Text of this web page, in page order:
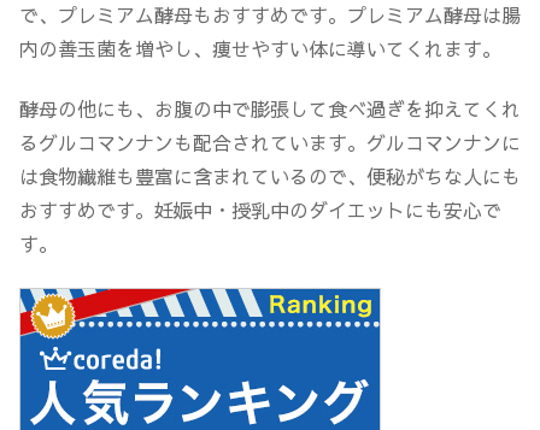
で、プレミアム酵母もおすすめです。プレミアム酵母は腸
内の善玉菌を増やし、痩せやすい体に導いてくれます。
酵母の他にも、お腹の中で膨張して食べ過ぎを抑えてくれ
るグルコマンナンも配合されています。グルコマンナンに
は食物繊維も豊富に含まれているので、便秘がちな人にも
おすすめです。妊娠中・授乳中のダイエットにも安心で
す。